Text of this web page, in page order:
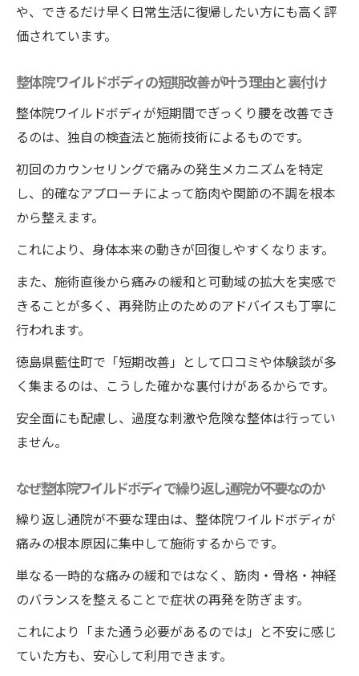
や、できるだけ早く日常生活に復帰したい方にも高く評
価されています。
整体院ワイルドボディの短期改善が叶う理由と裏付け
整体院ワイルドボディが短期間でぎっくり腰を改善でき
るのは、独自の検査法と施術技術によるものです。
初回のカウンセリングで痛みの発生メカニズムを特定
し、的確なアプローチによって筋肉や関節の不調を根本
から整えます。
これにより、身体本来の動きが回復しやすくなります。
また、施術直後から痛みの緩和と可動域の拡大を実感で
きることが多く、再発防止のためのアドバイスも丁寧に
行われます。
徳島県藍住町で「短期改善」として口コミや体験談が多
く集まるのは、こうした確かな裏付けがあるからです。
安全面にも配慮し、過度な刺激や危険な整体は行ってい
ません。
なぜ整体院ワイルドボディで繰り返し通院が不要なのか
繰り返し通院が不要な理由は、整体院ワイルドボディが
痛みの根本原因に集中して施術するからです。
単なる一時的な痛みの緩和ではなく、筋肉・骨格・神経
のバランスを整えることで症状の再発を防ぎます。
これにより「また通う必要があるのでは」と不安に感じ
ていた方も、安心して利用できます。